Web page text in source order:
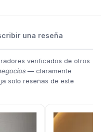
una reseña
verificados de otros
— claramente
solo reseñas de este